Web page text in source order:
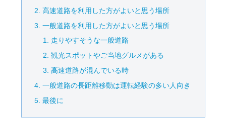
高速道路を利用した方がよいと思う場所
一般道路を利用した方がよいと思う場所
走りやすそうな一般道路
観光スポットやご当地グルメがある
高速道路が混んでいる時
一般道路の長距離移動は運転経験の多い人向き
最後に